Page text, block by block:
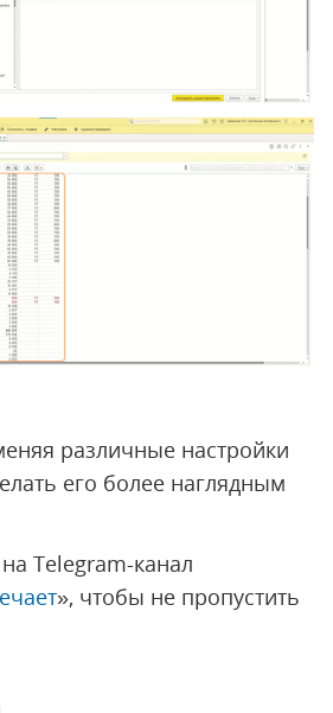
различные настройки
его более наглядным
Telegram-канал
», чтобы не пропустить